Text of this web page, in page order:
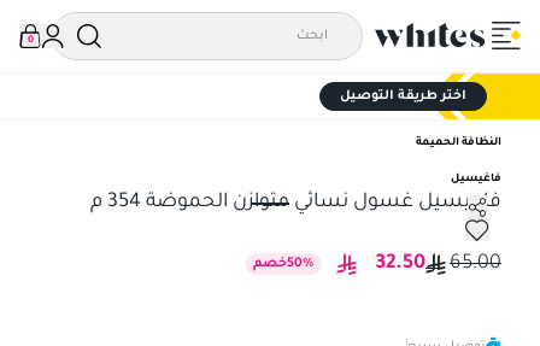
0
اختر طريقة التوصيل
النظافة الحميمة
فاغيسيل
فاجيسيل غسول نسائي متوازن الحموضة 354 م
فاجيسيل غسول نسائي متوازن الحموضة 354 م
65.00
32.50
50% خصم